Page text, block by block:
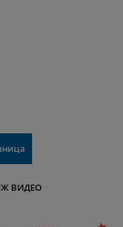
ВИДЕО